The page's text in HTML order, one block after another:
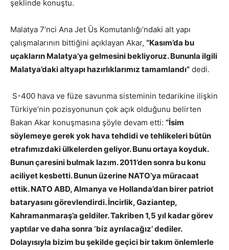
şeklinde konuştu.
Malatya 7’nci Ana Jet Üs Komutanlığı’ndaki alt yapı
çalışmalarının bittiğini açıklayan Akar, “Kasım’da bu
uçakların Malatya’ya gelmesini bekliyoruz. Bununla ilgili
Malatya’daki altyapı hazırlıklarımız tamamlandı” dedi.
S-400 hava ve füze savunma sisteminin tedarikine ilişkin
Türkiye’nin pozisyonunun çok açık olduğunu belirten
Bakan Akar konuşmasına şöyle devam etti: “İsim
söylemeye gerek yok hava tehdidi ve tehlikeleri bütün
etrafımızdaki ülkelerden geliyor. Bunu ortaya koyduk.
Bunun çaresini bulmak lazım. 2011’den sonra bu konu
aciliyet kesbetti. Bunun üzerine NATO’ya müracaat
ettik. NATO ABD, Almanya ve Hollanda’dan birer patriot
bataryasını görevlendirdi. İncirlik, Gaziantep,
Kahramanmaraş’a geldiler. Takriben 1,5 yıl kadar görev
yaptılar ve daha sonra ‘biz ayrılacağız’ dediler.
Dolayısıyla bizim bu şekilde geçici bir takım önlemlerle